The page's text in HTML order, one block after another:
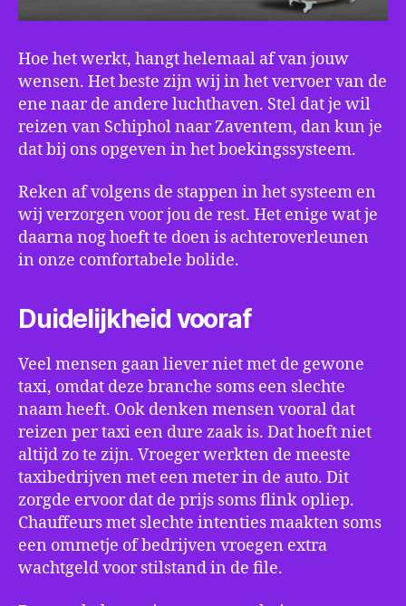
Hoe het werkt, hangt helemaal af van jouw
wensen. Het beste zijn wij in het vervoer van de
ene naar de andere luchthaven. Stel dat je wil
reizen van Schiphol naar Zaventem, dan kun je
dat bij ons opgeven in het boekingssysteem.
Reken af volgens de stappen in het systeem en
wij verzorgen voor jou de rest. Het enige wat je
daarna nog hoeft te doen is achteroverleunen
in onze comfortabele bolide.
Duidelijkheid vooraf
Veel mensen gaan liever niet met de gewone
taxi, omdat deze branche soms een slechte
naam heeft. Ook denken mensen vooral dat
reizen per taxi een dure zaak is. Dat hoeft niet
altijd zo te zijn. Vroeger werkten de meeste
taxibedrijven met een meter in de auto. Dit
zorgde ervoor dat de prijs soms flink opliep.
Chauffeurs met slechte intenties maakten soms
een ommetje of bedrijven vroegen extra
wachtgeld voor stilstand in de file.